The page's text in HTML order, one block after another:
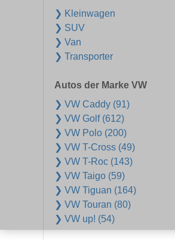
❯ Kleinwagen
❯ SUV
❯ Van
❯ Transporter
Autos der Marke VW
❯ VW Caddy (91)
❯ VW Golf (612)
❯ VW Polo (200)
❯ VW T-Cross (49)
❯ VW T-Roc (143)
❯ VW Taigo (59)
❯ VW Tiguan (164)
❯ VW Touran (80)
❯ VW up! (54)